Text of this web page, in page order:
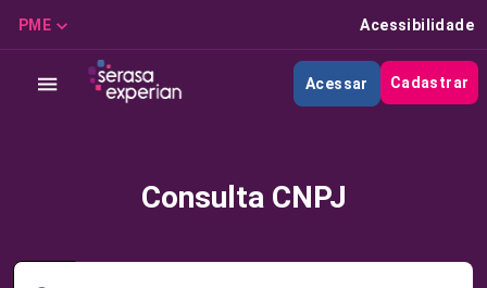
PME Acessibilidade
Acessar Cadastrar
Consulta CNPJ